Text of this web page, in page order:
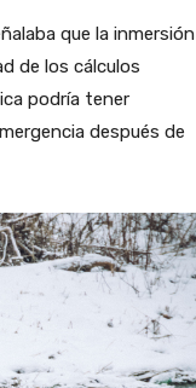
que la inmersión
de los cálculos
podría tener
después de